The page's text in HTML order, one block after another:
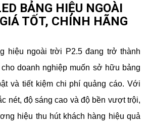
BẢNG HIỆU NGOÀI
TỐT, CHÍNH HÃNG
hiệu ngoài trời P2.5 đang trở thành
doanh nghiệp muốn sở hữu bảng
và tiết kiệm chi phí quảng cáo. Với
nét, độ sáng cao và độ bền vượt trội,
hiệu thu hút khách hàng hiệu quả